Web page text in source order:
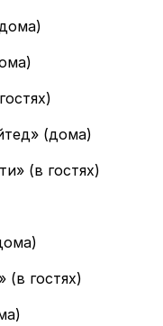
(дома)
(в гостях)
(в гостях)